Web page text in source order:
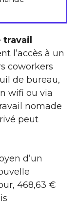
travail
l’accès à un
coworkers
de bureau,
wifi ou via
nomade
peut
d’un
468,63 €